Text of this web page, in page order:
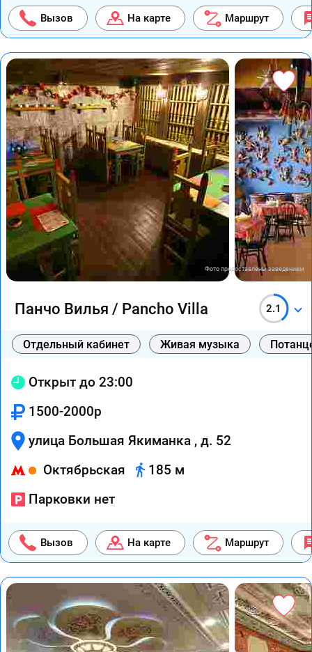
Вызов На карте Маршрут
Фото предоставлены заведением
Панчо Вилья / Pancho Villa 2.1
Отдельный кабинет Живая музыка
Открыт до 23:00
1500-2000р
улица Большая Якиманка , д. 52
Октябрьская
185 м
Парковки нет
Вызов На карте Маршрут